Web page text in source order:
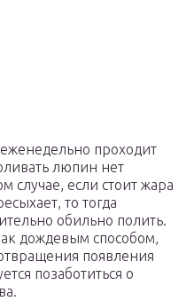
проходит
люпин нет
случае, если стоит жара
то тогда
обильно полить.
дождевым способом,
появления
позаботиться о